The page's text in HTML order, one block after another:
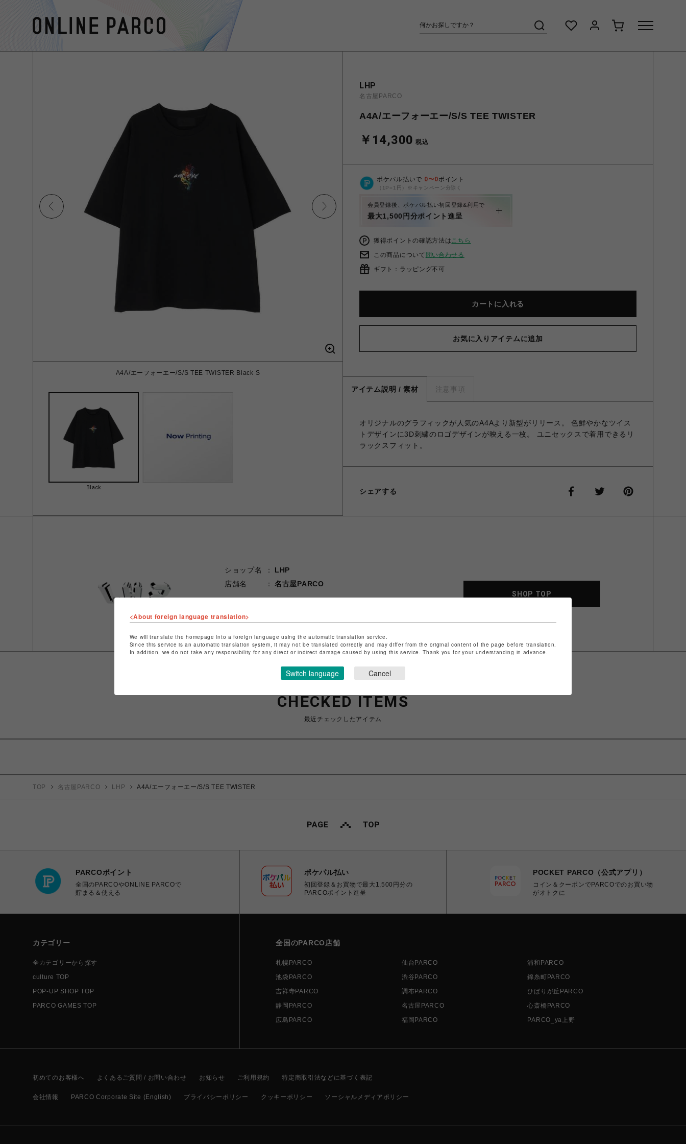
A4A/エーフォーエー/S/S TEE TWISTER Black S
Black
LHP
名古屋PARCO
A4A/エーフォーエー/S/S TEE TWISTER
￥14,300 税込
ポケパル払いで 0〜0ポイント
（1P=1円）※キャンペーン分除く
会員登録後、ポケパル払い初回登録&利用で
最大1,500円分ポイント進呈
獲得ポイントの確認方法はこちら
この商品について 問い合わせる
ギフト：ラッピング不可
カートに入れる
お気に入りアイテムに追加
アイテム説明 / 素材 注意事項
オリジナルのグラフィックが人気のA4Aより新型がリリース。 色鮮やかなツイス
トデザインに3D刺繍のロゴデザインが映える一枚。 ユニセックスで着用できるリ
ラックスフィット。
シェアする
ショップ名
LHP
店舗名
名古屋PARCO
ショップお問い合わせは
SHOP TOP
CHECKED ITEMS
最近チェックしたアイテム
TOP 名古屋PARCO LHP A4A/エーフォーエー/S/S TEE TWISTER
PARCOポイント
全国のPARCOやONLINE PARCOで
貯まる＆使える
ポケパル払い
初回登録＆お買物で最大1,500円分の
PARCOポイント進呈
POCKET PARCO（公式アプリ）
コイン＆クーポンでPARCOでのお買い物
がオトクに
カテゴリー
全カテゴリーから探す
culture TOP
POP-UP SHOP TOP
PARCO GAMES TOP
全国のPARCO店舗
札幌PARCO 仙台PARCO
浦和PARCO
池袋PARCO
渋谷PARCO
錦糸町PARCO
吉祥寺PARCO
調布PARCO
ひばりが丘PARCO
静岡PARCO
名古屋PARCO
心斎橋PARCO
広島PARCO
福岡PARCO PARCO_ya上野
初めてのお客様へ よくあるご質問 / お問い合わせ お知らせ ご利用規約 特定商取引法などに基づく表記
会社情報 PARCO Corporate Site (English) プライバシーポリシー クッキーポリシー ソーシャルメディアポリシー
<About foreign language translation>
We will translate the homepage into a foreign language using the automatic translation service.
Since this service is an automatic translation system, it may not be translated correctly and may differ from the original content of the page before translation.
In addition, we do not take any responsibility for any direct or indirect damage caused by using this service. Thank you for your understanding in advance.
Switch language Cancel